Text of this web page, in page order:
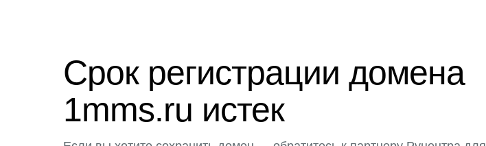
Срок регистрации домена
1mms.ru истек